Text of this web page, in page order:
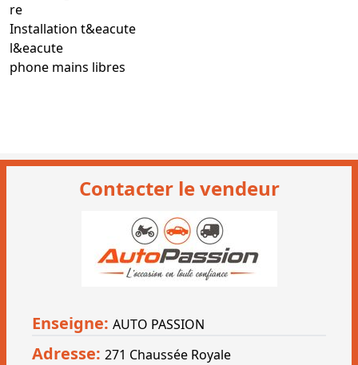
re
Installation t&eacute
l&eacute
phone mains libres
Contacter le vendeur
Enseigne: AUTO PASSION
Adresse: 271 Chaussée Royale